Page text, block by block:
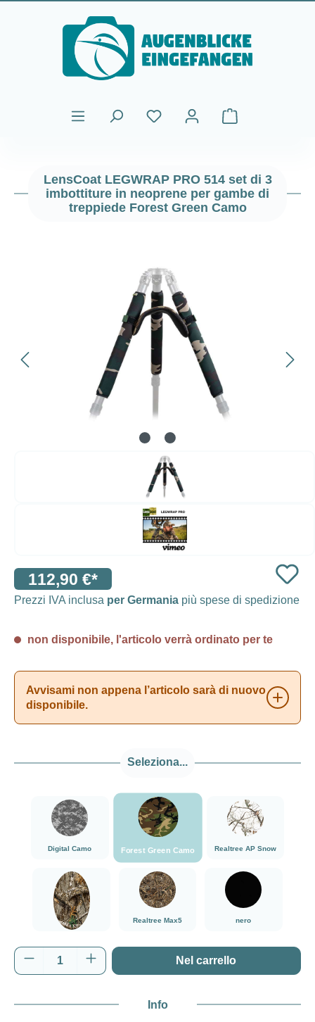
Passa al contenuto principale
Il carrello
LensCoat LEGWRAP PRO 514 set di 3
imbottiture in neoprene per gambe di
treppiede Forest Green Camo
112,90 €*
Prezzi IVA inclusa per Germania più spese di spedizione
non disponibile, l'articolo verrà ordinato per te
Avvisami non appena l’articolo sarà di nuovo
disponibile.
Seleziona...
Digital Camo
###Digital Camo###LensCoat
Forest Green Camo
###Forest Green Camo###LensCoat
Realtree AP Snow
###Realtree AP
###Realtree Edge###LensCoat
Realtree Max5
###Realtree Max5###LensCoat
nero
nero
Quantità del prodotto: inserisci la quantità
Nel carrello
Info